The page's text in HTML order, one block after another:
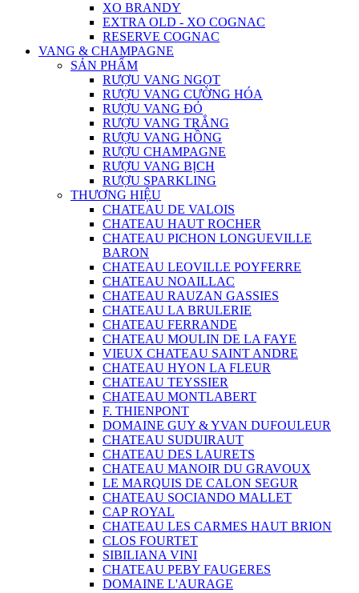
XO BRANDY
EXTRA OLD - XO COGNAC
RESERVE COGNAC
VANG & CHAMPAGNE
SẢN PHẨM
RƯỢU VANG NGỌT
RƯỢU VANG CƯỜNG HÓA
RƯỢU VANG ĐỎ
RƯỢU VANG TRẮNG
RƯỢU VANG HỒNG
RƯỢU CHAMPAGNE
RƯỢU VANG BỊCH
RƯỢU SPARKLING
THƯƠNG HIỆU
CHATEAU DE VALOIS
CHATEAU HAUT ROCHER
CHATEAU PICHON LONGUEVILLE
BARON
CHATEAU LEOVILLE POYFERRE
CHATEAU NOAILLAC
CHATEAU RAUZAN GASSIES
CHATEAU LA BRULERIE
CHATEAU FERRANDE
CHATEAU MOULIN DE LA FAYE
VIEUX CHATEAU SAINT ANDRE
CHATEAU HYON LA FLEUR
CHATEAU TEYSSIER
CHATEAU MONTLABERT
F. THIENPONT
DOMAINE GUY & YVAN DUFOULEUR
CHATEAU SUDUIRAUT
CHATEAU DES LAURETS
CHATEAU MANOIR DU GRAVOUX
LE MARQUIS DE CALON SEGUR
CHATEAU SOCIANDO MALLET
CAP ROYAL
CHATEAU LES CARMES HAUT BRION
CLOS FOURTET
SIBILIANA VINI
CHATEAU PEBY FAUGERES
DOMAINE L'AURAGE